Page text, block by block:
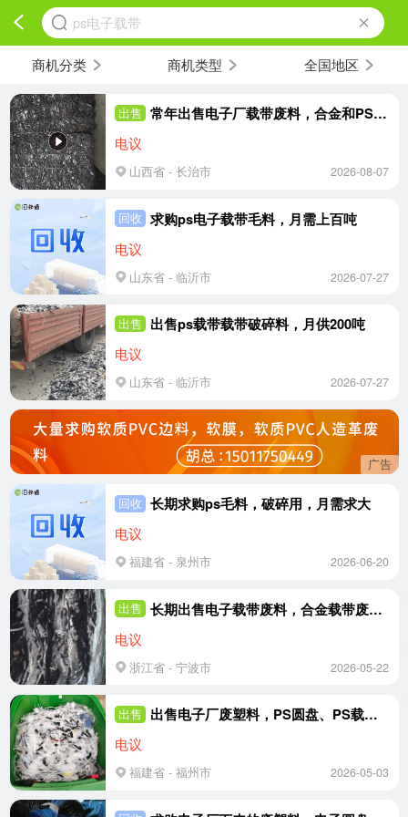
ps电子载带
商机分类 商机类型 全国地区
出售 常年出售电子厂载带废料，合金和PS混打的
电议
山西省 - 长治市 2026-08-07
回收 求购ps电子载带毛料，月需上百吨
电议
山东省 - 临沂市 2026-07-27
出售 出售ps载带载带破碎料，月供200吨
电议
山东省 - 临沂市 2026-07-27
广告
回收 长期求购ps毛料，破碎用，月需求大
电议
福建省 - 泉州市 2026-06-20
出售 长期出售电子载带废料，合金载带废料，混压，现货17.5大平车
电议
浙江省 - 宁波市 2026-05-22
出售 出售电子厂废塑料，PS圆盘、PS载带，长期供应
电议
福建省 - 福州市 2026-05-03